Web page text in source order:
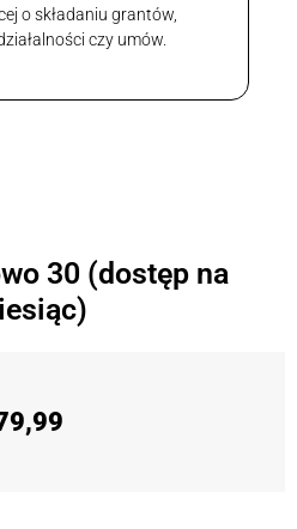
o składaniu grantów,
czy umów.
30 (dostęp na